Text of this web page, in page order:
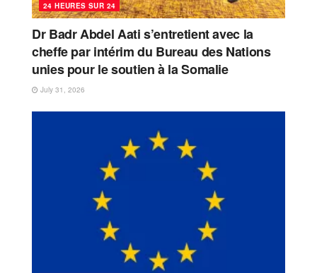
24 HEURES SUR 24
Dr Badr Abdel Aati s’entretient avec la
cheffe par intérim du Bureau des Nations
unies pour le soutien à la Somalie
July 31, 2026